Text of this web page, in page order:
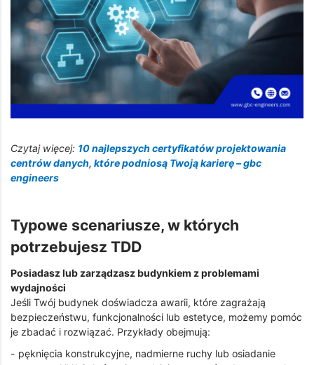
Czytaj więcej: 10 najlepszych certyfikatów projektowania
centrów danych, które podniosą Twoją karierę – gbc
engineers
Typowe scenariusze, w których
potrzebujesz TDD
Posiadasz lub zarządzasz budynkiem z problemami
wydajności
Jeśli Twój budynek doświadcza awarii, które zagrażają
bezpieczeństwu, funkcjonalności lub estetyce, możemy pomóc
je zbadać i rozwiązać. Przykłady obejmują:
- pęknięcia konstrukcyjne, nadmierne ruchy lub osiadanie